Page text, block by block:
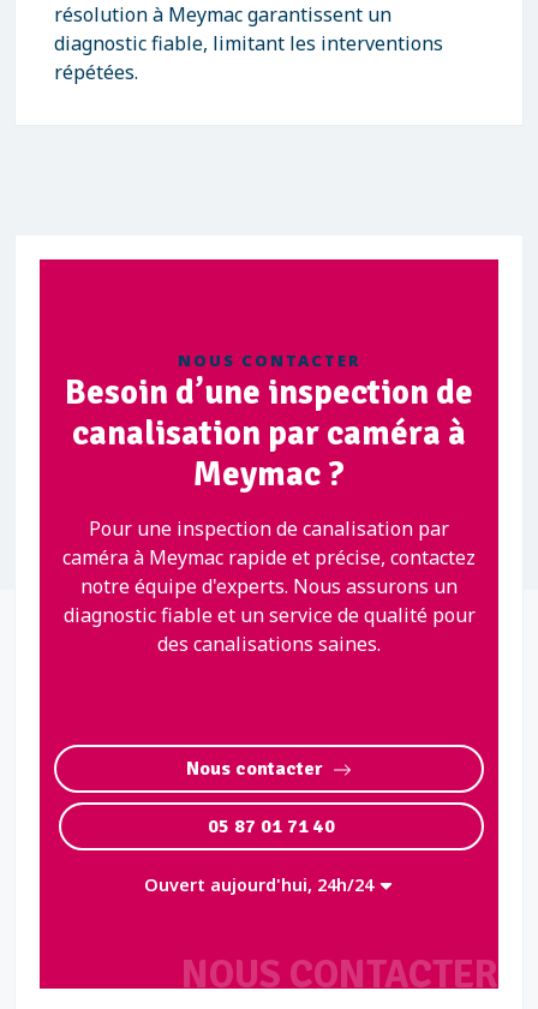
résolution à Meymac garantissent un
diagnostic fiable, limitant les interventions
répétées.
NOUS CONTACTER
NOUS CONTACTER
Besoin d’une inspection de
canalisation par caméra à
Meymac ?
Pour une inspection de canalisation par
caméra à Meymac rapide et précise, contactez
notre équipe d'experts. Nous assurons un
diagnostic fiable et un service de qualité pour
des canalisations saines.
Nous contacter
05 87 01 71 40
Ouvert aujourd'hui, 24h/24